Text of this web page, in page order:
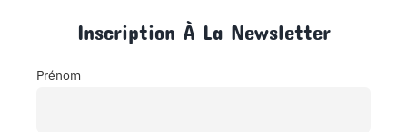
Inscription À La Newsletter
Prénom